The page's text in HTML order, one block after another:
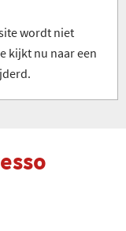
wordt niet
kijkt nu naar een